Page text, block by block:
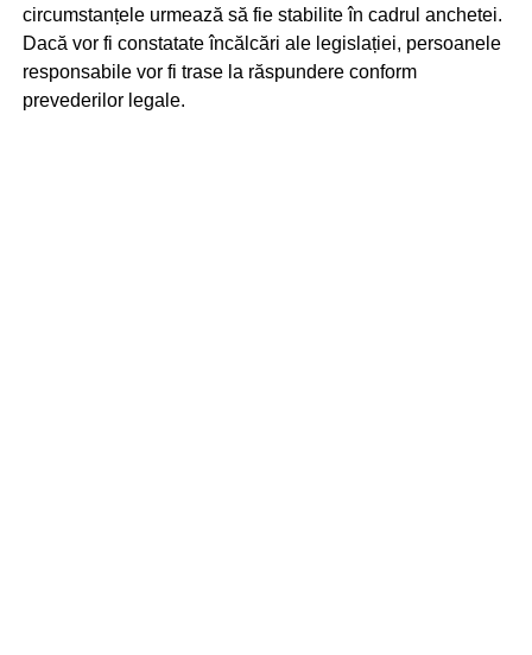
circumstanțele urmează să fie stabilite în cadrul anchetei.
Dacă vor fi constatate încălcări ale legislației, persoanele
responsabile vor fi trase la răspundere conform
prevederilor legale.